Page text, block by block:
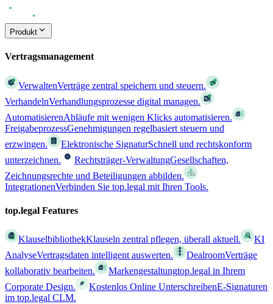
Produkt
Vertragsmanagement
VerwaltenVerträge zentral speichern und steuern.
VerhandelnVerhandlungsprozesse digital managen.
AutomatisierenAbläufe mit wenigen Klicks automatisieren.
FreigabeprozessGenehmigungen regelbasiert steuern und
erzwingen.
Elektronische SignaturSchnell und rechtskonform
unterzeichnen.
Rechtsträger-VerwaltungGesellschaften,
Zeichnungsrechte und Beteiligungen abbilden.
IntegrationenVerbinden Sie top.legal mit Ihren Tools.
top.legal Features
KlauselbibliothekKlauseln zentral pflegen, überall aktuell.
KI
AnalyseVertragsdaten intelligent auswerten. DealroomVerträge
kollaborativ bearbeiten.
Markengestaltungtop.legal in Ihrem
Corporate Design.
Kostenlos Online UnterschreibenE-Signaturen
im top.legal CLM.